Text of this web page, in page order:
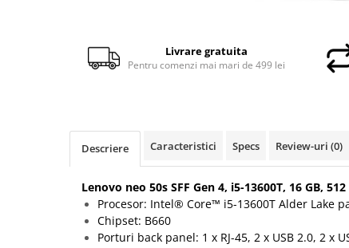
Calculatoare NOI
Calculatoare REFURBISHED
Calculatoare RENEW
Calculatoare WORKSTATION
Componente PC NOI
Hard Disk-uri Desktop
Livrare gratuita
Pentru comenzi mai mari de 499 lei
Descriere Caracteristici Specs Review-uri (0)
Lenovo neo 50s SFF Gen 4, i5-13600T, 16 GB, 512
Procesor: Intel® Core™ i5-13600T Alder Lake
Chipset: B660
Porturi back panel: 1 x RJ-45, 2 x USB 2.0, 2 x